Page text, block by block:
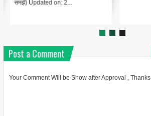
Post a Comment
Your Comment Will be Show after Approval , Thanks